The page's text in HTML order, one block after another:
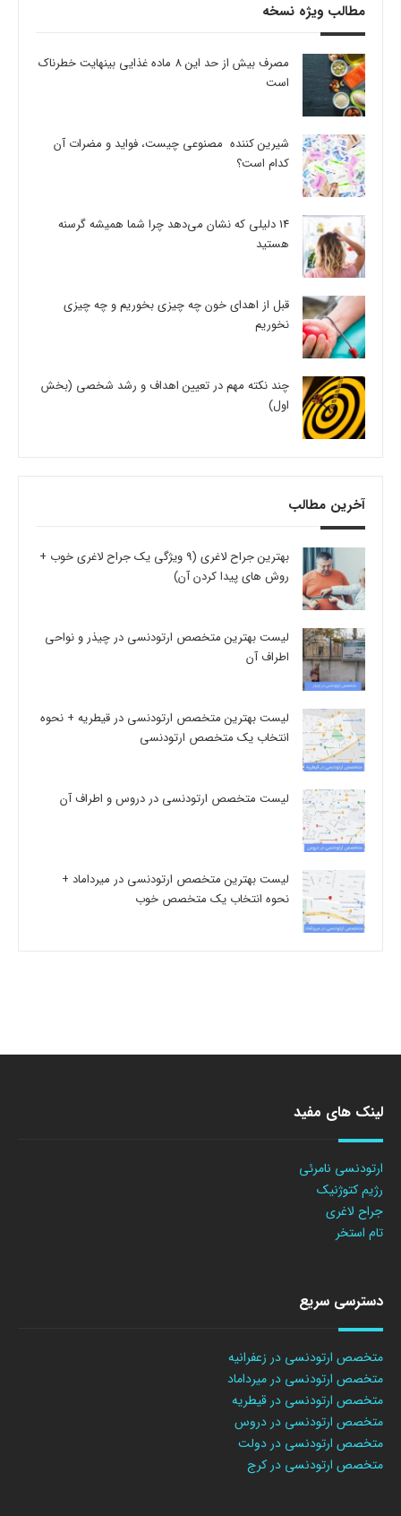
مطالب ویژه نسخه
مصرف بیش از حد این 8 ماده غذایی بینهایت خطرناک
است
شیرین کننده مصنوعی چیست، فواید و مضرات آن
کدام است؟
14 دلیلی که نشان می‌دهد چرا شما همیشه گرسنه
هستید
قبل از اهدای خون چه چیزی بخوریم و چه چیزی
نخوریم
چند نکته مهم در تعیین اهداف و رشد شخصی (بخش
اول)
آخرین مطالب
بهترین جراح لاغری (9 ویژگی یک جراح لاغری خوب +
روش های پیدا کردن آن)
لیست بهترین متخصص ارتودنسی در چیذر و نواحی
اطراف آن
لیست بهترین متخصص ارتودنسی در قیطریه + نحوه
انتخاب یک متخصص ارتودنسی
لیست متخصص ارتودنسی در دروس و اطراف آن
لیست بهترین متخصص ارتودنسی در میرداماد +
نحوه انتخاب یک متخصص خوب
لینک های مفید
ارتودنسی نامرئی
رژیم کتوژنیک
جراح لاغری
تام استخر
دسترسی سریع
متخصص ارتودنسی در زعفرانیه
متخصص ارتودنسی در میرداماد
متخصص ارتودنسی در قیطریه
متخصص ارتودنسی در دروس
متخصص ارتودنسی در دولت
متخصص ارتودنسی در کرج